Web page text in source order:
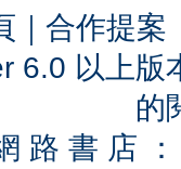
｜ 合作提案
6.0 以上
的
路 書 店